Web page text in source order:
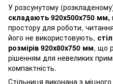
У розсунутому
складають 920х500х750 мм,
простору для роботи,
його не використовують,
розмірів 920х80х750 мм, що
рішенням для невеликих
компактність.
Стільниця виконана з